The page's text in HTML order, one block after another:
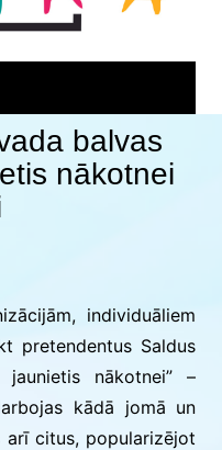
balvas
nākotnei
individuāliem
pretendentus Saldus
jaunietis nākotnei” –
kādā jomā un
citus, popularizējot